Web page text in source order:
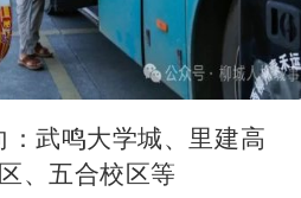
武鸣大学城、里建高
、五合校区等